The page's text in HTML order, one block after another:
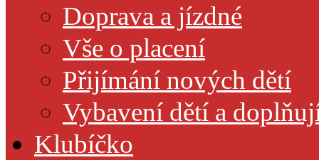
Doprava a jízdné
Vše o placení
Přijímání nových dětí
Vybavení dětí a
Klubíčko